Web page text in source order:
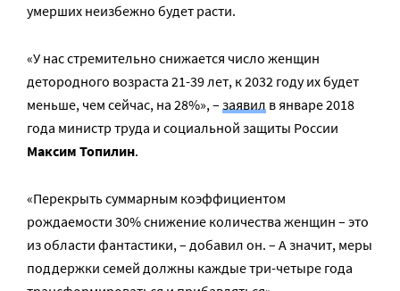
умерших неизбежно будет расти.
«У нас стремительно снижается число женщин
детородного возраста 21-39 лет, к 2032 году их будет
меньше, чем сейчас, на 28%», – заявил в январе 2018
года министр труда и социальной защиты России
Максим Топилин.
«Перекрыть суммарным коэффициентом
рождаемости 30% снижение количества женщин – это
из области фантастики, – добавил он. – А значит, меры
поддержки семей должны каждые три-четыре года